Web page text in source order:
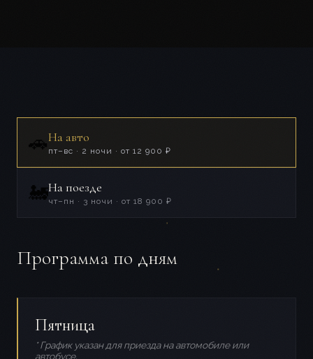
🚗На авто
пт–вс · 2 ночи · от 12 900 ₽
🚂На поезде
чт–пн · 3 ночи · от 18 900 ₽
Программа по дням
Пятница
* График указан для приезда на автомобиле или
автобусе.